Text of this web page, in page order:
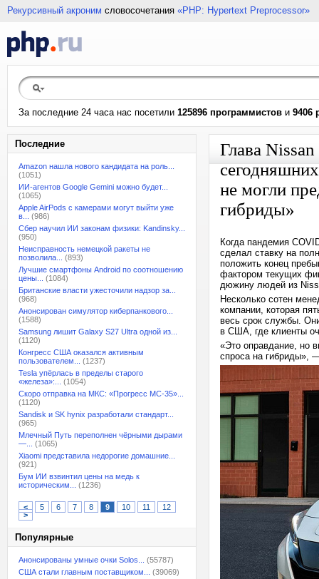
Рекурсивный акроним словосочетания «PHP: Hypertext Preprocessor»
За последние 24 часа нас посетили 125896 программистов и 9406
Последние
Amazon нашла нового кандидата на роль...
(1051)
ИИ-агентов Google Gemini можно будет...
(1065)
Apple AirPods с камерами могут выйти уже
в...
(986)
Сбер научил ИИ законам физики: Kandinsky...
(950)
Неисправность немецкой ракеты не
позволила...
(893)
Лучшие смартфоны Android по соотношению
цены...
(1084)
Британские власти ужесточили надзор за...
(968)
Анонсирован симулятор киберпанкового...
(1588)
Samsung лишит Galaxy S27 Ultra одной из...
(1120)
Конгресс США оказался активным
пользователем...
(1237)
Tesla упёрлась в пределы старого
«железа»:...
(1054)
Скоро отправка на МКС: «Прогресс МС-35»...
(1120)
Sandisk и SK hynix разработали стандарт...
(965)
Млечный Путь переполнен чёрными дырами
—...
(1065)
Xiaomi представила недорогие домашние...
(921)
Бум ИИ взвинтил цены на медь к
историческим...
(1236)
< 5 6 7 8 9 10 11
12
>
Популярные
Анонсированы умные очки Solos...
(55787)
США стали главным поставщиком...
(39069)
Глава
не могли
гибриды»
Когда пандемия
сделал ставку на
положить конец
фактором текущих
дюжину людей из
Несколько сотен
компании, которая
весь срок службы.
в США, где клиенты
«Это оправдание, но
спроса на гибриды»,